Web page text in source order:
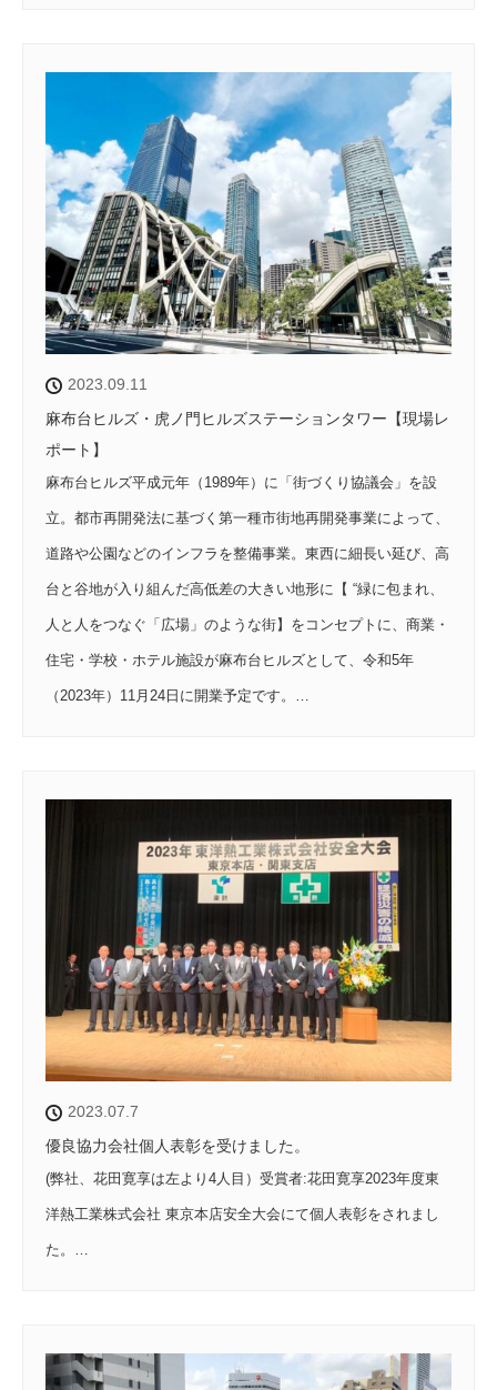
2023.09.11
麻布台ヒルズ・虎ノ門ヒルズステーションタワー【現場レ
ポート】
麻布台ヒルズ平成元年（1989年）に「街づくり協議会」を設
立。都市再開発法に基づく第一種市街地再開発事業によって、
道路や公園などのインフラを整備事業。東西に細長い延び、高
台と谷地が入り組んだ高低差の大きい地形に【 “緑に包まれ、
人と人をつなぐ「広場」のような街】をコンセプトに、商業・
住宅・学校・ホテル施設が麻布台ヒルズとして、令和5年
（2023年）11月24日に開業予定です。…
2023.07.7
優良協力会社個人表彰を受けました。
(弊社、花田寛享は左より4人目）受賞者:花田寛享2023年度東
洋熱工業株式会社 東京本店安全大会にて個人表彰をされまし
た。…